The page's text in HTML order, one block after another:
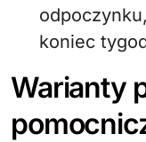
koniec
Warianty